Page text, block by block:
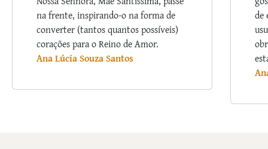
na frente, inspirando-o na forma de
converter (tantos quantos possíveis)
corações para o Reino de Amor.
Ana Lúcia Souza Santos
de